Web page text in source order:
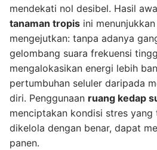
mendekati nol desibel. Hasil
tanaman tropis ini
mengejutkan: tanpa adanya
gelombang suara frekuensi
mengalokasikan energi lebih
pertumbuhan seluler daripada
diri. Penggunaan ruang kedap
menciptakan kondisi stres yang
dikelola dengan benar, dapat
panen.